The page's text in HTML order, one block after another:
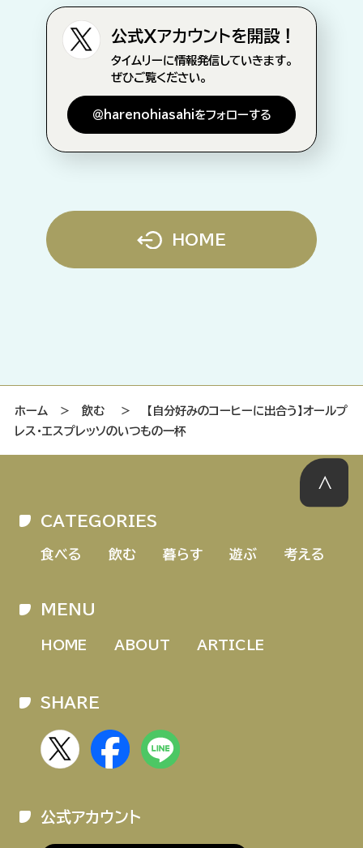
公式Xアカウントを開設！
タイムリーに情報発信していきます。
ぜひご覧ください。
＠harenohiasahiをフォローする
HOME
ホーム ＞ 飲む＞
【自分好みのコーヒーに出合う】オールプ
レス・エスプレッソのいつもの一杯
CATEGORIES
食べる 飲む 暮らす 遊ぶ 考える
MENU
HOME ABOUT ARTICLE
SHARE
公式アカウント